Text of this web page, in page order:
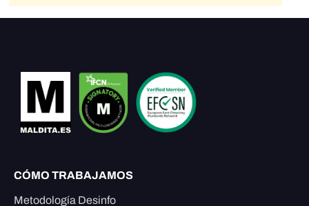
CÓMO TRABAJAMOS
Metodología Desinfo